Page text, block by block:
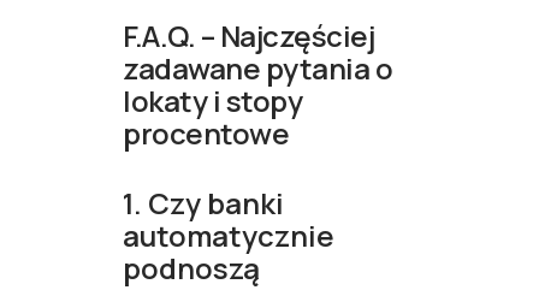
F.A.Q. – Najczęściej
zadawane pytania o
lokaty i stopy
procentowe
1. Czy banki
automatycznie
podnoszą